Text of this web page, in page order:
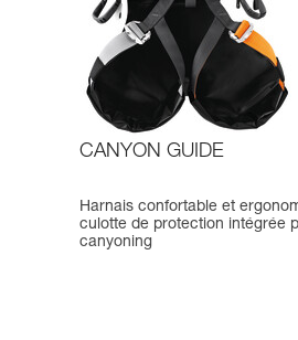
CANYON GUIDE
Harnais confortable et
culotte de protection intégrée
canyoning